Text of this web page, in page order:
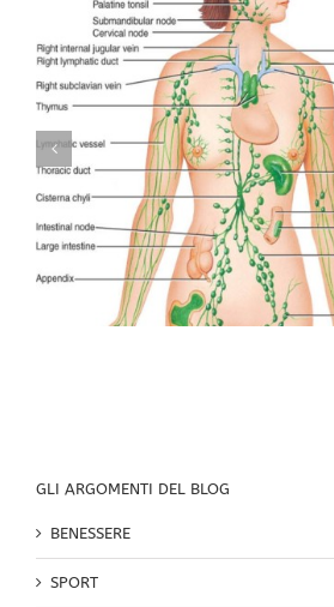
QUANDO LA CAUSA DEI
GLI ARGOMENTI DEL BLOG
BENESSERE
SPORT